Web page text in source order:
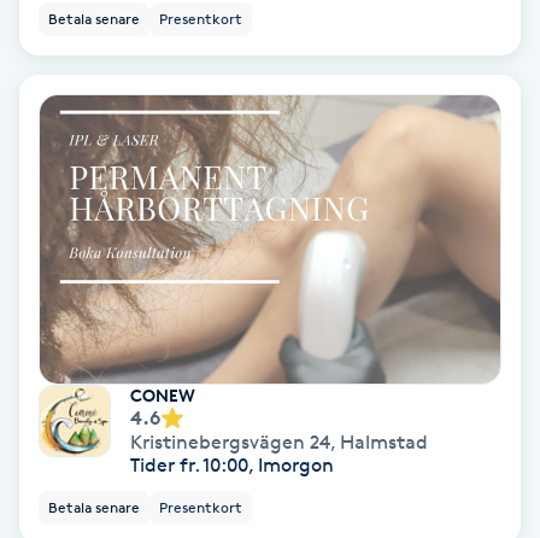
Olaplex
Olaplexbehandling
Ombre
Ombre brows
Ombre naglar
Optiker
Ortobionomi
Ortopedi
Betala senare Presentkort
CONEW
4.6
Kristinebergsvägen 24, Halmstad
Tider fr. 10:00, Imorgon
Betala senare Presentkort